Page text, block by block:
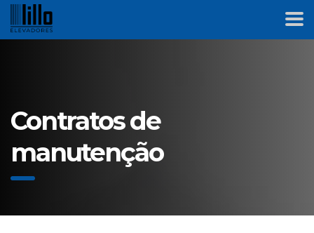
Contratos de
manutenção